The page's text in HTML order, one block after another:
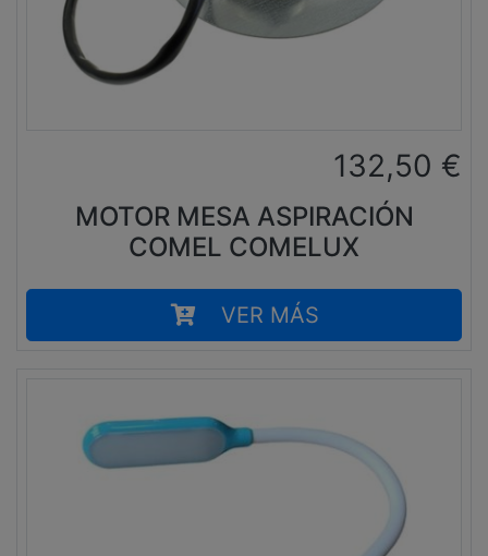
132,50 €
MOTOR MESA ASPIRACIÓN
COMEL COMELUX
VER MÁS